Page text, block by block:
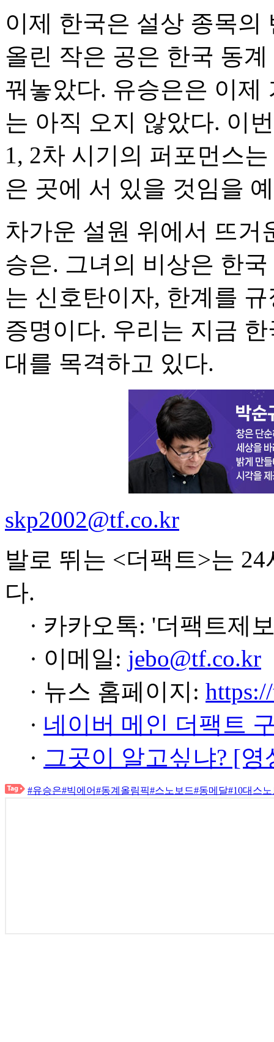
이제 한국은 설상 종목의
올린 작은 공은 한국 동
꿔놓았다. 유승은은 이제
는 아직 오지 않았다. 이
1, 2차 시기의 퍼포먼스
은 곳에 서 있을 것임을
차가운 설원 위에서 뜨거
승은. 그녀의 비상은 한
는 신호탄이자, 한계를
증명이다. 우리는 지금
대를 목격하고 있다.
skp2002@tf.co.kr
발로 뛰는 <더팩트>는
다.
· 카카오톡: '더팩트제
· 이메일: jebo@tf.co.kr
· 뉴스 홈페이지:
· 네이버 메인 더팩트
· 그곳이 알고싶냐? [
#유승은#빅에어#동계올림픽#스노보드#동메달#10대스